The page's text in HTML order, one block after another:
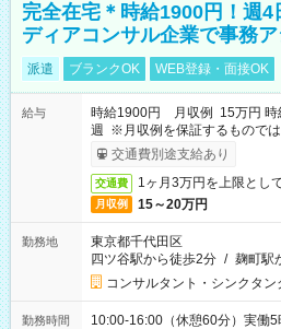
完全在宅＊時給1900円！週4
ディアコンサル企業で事務
派遣 ブランクOK WEB登録・面接OK
給与
時給1900円 月収例 15万円 時
週 ※月収例を保証するもので
ービス利用可（利用条件有）
交通費別途支給あり
交通費 1ヶ月3万円を上限とし
月収例 15～20万円
勤務地
東京都千代田区
四ツ谷駅から徒歩2分 / 麹町駅
コンサルタント・シンクタン
勤務時間 10:00-16:00（休憩60分）実働5